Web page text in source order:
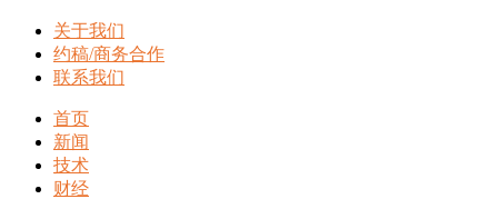
关于我们
约稿/商务合作
联系我们
首页
新闻
技术
财经